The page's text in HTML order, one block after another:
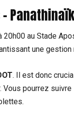
20h00 au Stade
une
. Il est donc
Vous pourrez